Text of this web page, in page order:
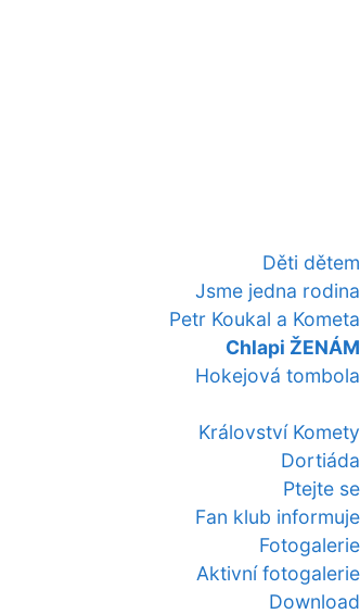
Děti dětem
Jsme jedna rodina
Petr Koukal a Kometa
Chlapi ŽENÁM
Hokejová tombola
Království Komety
Dortiáda
Ptejte se
Fan klub informuje
Fotogalerie
Aktivní fotogalerie
Download